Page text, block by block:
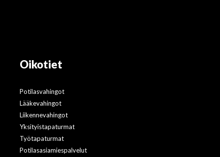
Oikotiet
Potilasvahingot
Lääkevahingot
Liikennevahingot
Yksityistapaturmat
Työtapaturmat
Potilasasiamiespalvelut